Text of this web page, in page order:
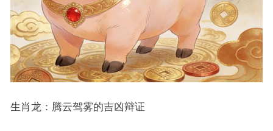
生肖龙：腾云驾雾的吉凶辩证